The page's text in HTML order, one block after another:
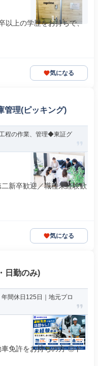
以上の学歴をお持ちで、
気になる
管理(ピッキング)
程の作業、管理◆東証グ
新卒歓迎／職種未経験歓
気になる
日勤のみ)
間休日125日｜地元プロ
車免許をお持ちの方 ◎ド